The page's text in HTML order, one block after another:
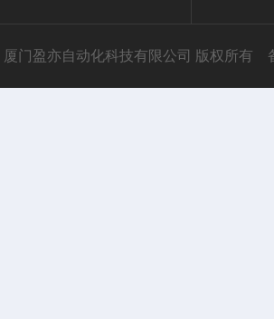
门盈亦自动化科技有限公司 版权所有